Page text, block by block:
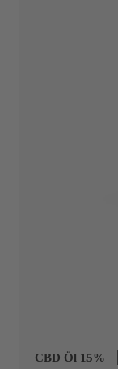
CBD Öl 15%